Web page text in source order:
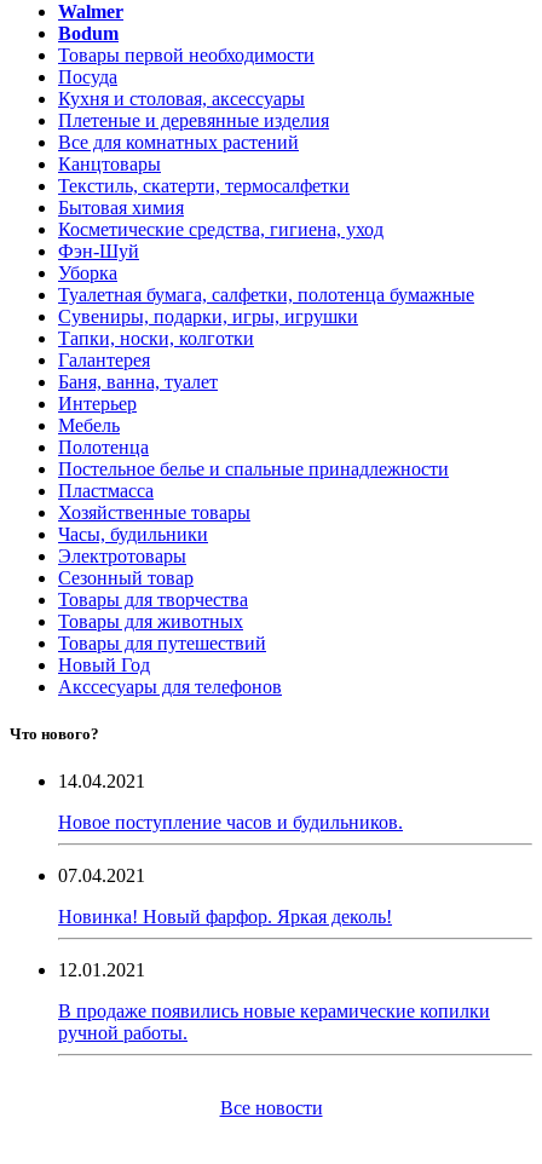
Walmer
Bodum
Товары первой необходимости
Посуда
Кухня и столовая, аксессуары
Плетеные и деревянные изделия
Все для комнатных растений
Канцтовары
Текстиль, скатерти, термосалфетки
Бытовая химия
Косметические средства, гигиена, уход
Фэн-Шуй
Уборка
Туалетная бумага, салфетки, полотенца бумажные
Сувениры, подарки, игры, игрушки
Тапки, носки, колготки
Галантерея
Баня, ванна, туалет
Интерьер
Мебель
Полотенца
Постельное белье и спальные принадлежности
Пластмасса
Хозяйственные товары
Часы, будильники
Электротовары
Сезонный товар
Товары для творчества
Товары для животных
Товары для путешествий
Новый Год
Акссесуары для телефонов
Что нового?
14.04.2021
Новое поступление часов и будильников.
07.04.2021
Новинка! Новый фарфор. Яркая деколь!
12.01.2021
В продаже появились новые керамические копилки
ручной работы.
Все новости